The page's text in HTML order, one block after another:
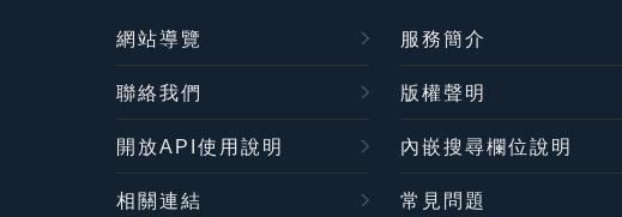
網站導覽 服務簡介
聯絡我們 版權聲明
開放API使用說明 內嵌搜尋欄位說明
相關連結 常見問題